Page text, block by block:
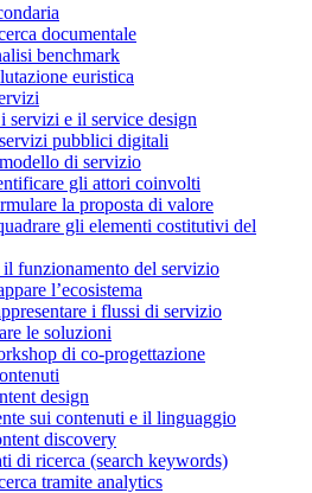
documentale
benchmark
euristica
servizi e il service design
pubblici digitali
di servizio
gli attori coinvolti
la proposta di valore
gli elementi costitutivi del
funzionamento del servizio
l’ecosistema
i flussi di servizio
le soluzioni
di co-progettazione
design
sui contenuti e il linguaggio
discovery
di ricerca (search keywords)
tramite analytics